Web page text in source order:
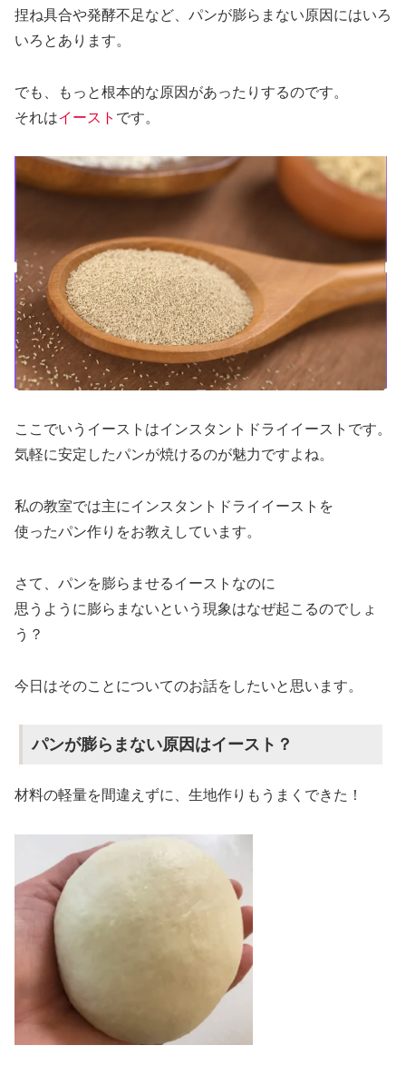
捏ね具合や発酵不足など、パンが膨らまない原因にはいろ
いろとあります。
でも、もっと根本的な原因があったりするのです。
それはイースト です。
ここでいうイーストはインスタントドライイーストです。
気軽に安定したパンが焼けるのが魅力ですよね。
私の教室では主にインスタントドライイーストを
使ったパン作りをお教えしています。
さて、パンを膨らませるイーストなのに
思うように膨らまないという現象はなぜ起こるのでしょ
う？
今日はそのことについてのお話をしたいと思います。
パンが膨らまない原因はイースト？
材料の軽量を間違えずに、生地作りもうまくできた！